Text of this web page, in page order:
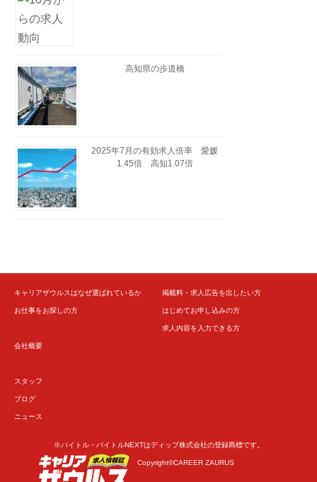
高知県の歩道橋
2025年7月の有効求人倍率 愛媛
1.45倍 高知1.07倍
キャリアザウルスはなぜ選ばれているか
お仕事をお探しの方
掲載料・求人広告を出したい方
はじめてお申し込みの方
求人内容を入力できる方
会社概要
スタッフ
ブログ
ニュース
※バイトル・バイトルNEXTはディップ株式会社の登録商標です。
Copyright©CAREER ZAURUS